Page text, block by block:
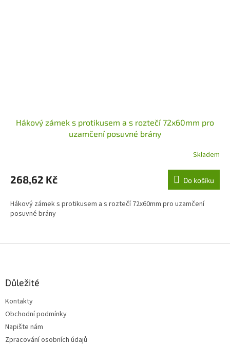
Hákový zámek s protikusem a s roztečí 72x60mm pro
uzamčení posuvné brány
Skladem
268,62 Kč Do košíku
Hákový zámek s protikusem a s roztečí 72x60mm pro uzamčení
posuvné brány
Důležité
Kontakty
Obchodní podmínky
Napište nám
Zpracování osobních údajů